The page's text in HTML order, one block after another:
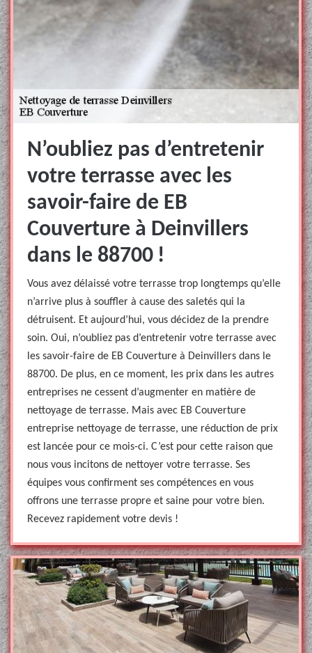
N’oubliez pas d’entretenir
votre terrasse avec les
savoir-faire de EB
Couverture à Deinvillers
dans le 88700 !
Vous avez délaissé votre terrasse trop longtemps qu’elle
n’arrive plus à souffler à cause des saletés qui la
détruisent. Et aujourd’hui, vous décidez de la prendre
soin. Oui, n’oubliez pas d’entretenir votre terrasse avec
les savoir-faire de EB Couverture à Deinvillers dans le
88700. De plus, en ce moment, les prix dans les autres
entreprises ne cessent d’augmenter en matière de
nettoyage de terrasse. Mais avec EB Couverture
entreprise nettoyage de terrasse, une réduction de prix
est lancée pour ce mois-ci. C’est pour cette raison que
nous vous incitons de nettoyer votre terrasse. Ses
équipes vous confirment ses compétences en vous
offrons une terrasse propre et saine pour votre bien.
Recevez rapidement votre devis !